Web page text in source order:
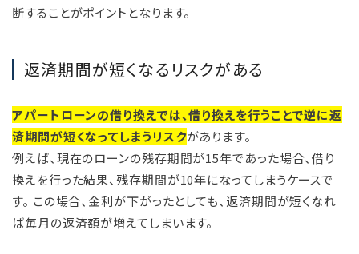
断することがポイントとなります。
返済期間が短くなるリスクがある
アパートローンの借り換えでは、借り換えを行うことで逆に返
済期間が短くなってしまうリスクがあります。
例えば、現在のローンの残存期間が15年であった場合、借り
換えを行った結果、残存期間が10年になってしまうケースで
す。 この場合、金利が下がったとしても、返済期間が短くなれ
ば毎月の返済額が増えてしまいます。